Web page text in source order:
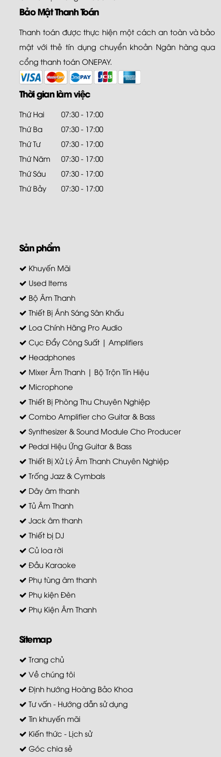
Bảo Mật Thanh Toán
Thanh toán được thực hiện một cách an toàn và bảo
mật với thẻ tín dụng chuyển khoản Ngân hàng qua
cổng thanh toán ONEPAY.
Thời gian làm việc
Thứ Hai
07:30 - 17:00
Thứ Ba
07:30 - 17:00
Thứ Tư
07:30 - 17:00
Thứ Năm
07:30 - 17:00
Thứ Sáu
07:30 - 17:00
Thứ Bảy
07:30 - 17:00
Sản phẩm
Khuyến Mãi
Used Items
Bộ Âm Thanh
Thiết Bị Ánh Sáng Sân Khấu
Loa Chính Hãng Pro Audio
Cục Đẩy Công Suất | Amplifiers
Headphones
Mixer Âm Thanh | Bộ Trộn Tín Hiệu
Microphone
Thiết Bị Phòng Thu Chuyên Nghiệp
Combo Amplifier cho Guitar & Bass
Synthesizer & Sound Module Cho Producer
Pedal Hiệu Ứng Guitar & Bass
Thiết Bị Xử Lý Âm Thanh Chuyên Nghiệp
Trống Jazz & Cymbals
Dây âm thanh
Tủ Âm Thanh
Jack âm thanh
Thiết bị DJ
Củ loa rời
Đầu Karaoke
Phụ tùng âm thanh
Phụ kiện Đèn
Phụ Kiện Âm Thanh
Sitemap
Trang chủ
Về chúng tôi
Định hướng Hoàng Bảo Khoa
Tư vấn - Hướng dẫn sử dụng
Tin khuyến mãi
Kiến thức - Lịch sử
Góc chia sẻ